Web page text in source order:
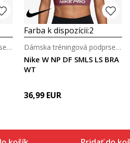
Dámska tréningová podprsenka
Farba k dispozícii:2
Nike W NP DF SMLS LS BRA
WT
Dámska tréningová podprsenka
36,99 EUR